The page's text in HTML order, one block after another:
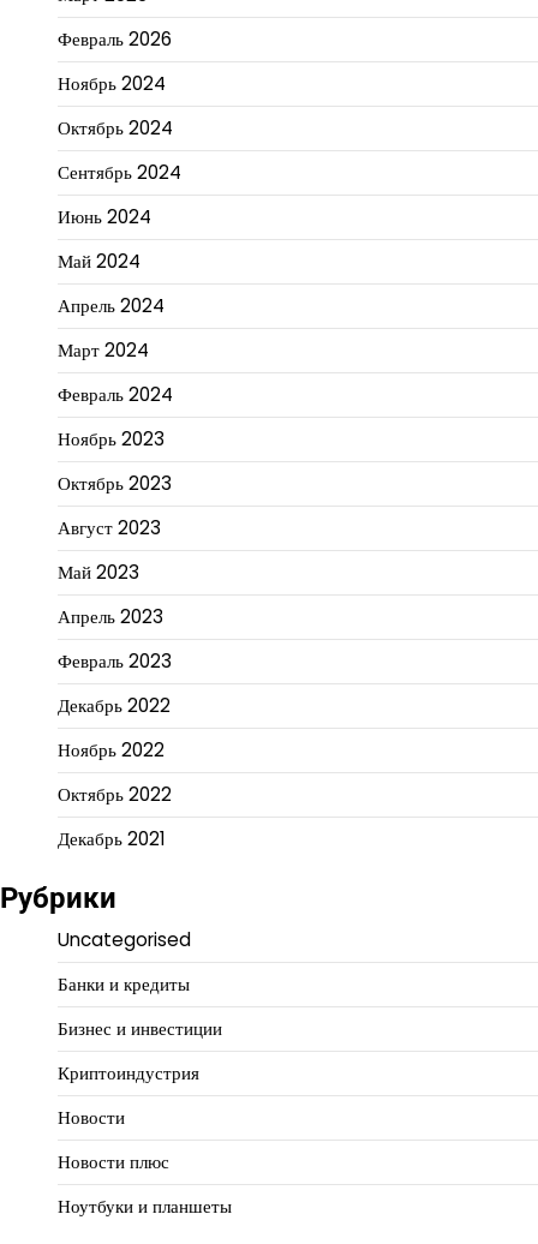
Февраль 2026
Ноябрь 2024
Октябрь 2024
Сентябрь 2024
Июнь 2024
Май 2024
Апрель 2024
Март 2024
Февраль 2024
Ноябрь 2023
Октябрь 2023
Август 2023
Май 2023
Апрель 2023
Февраль 2023
Декабрь 2022
Ноябрь 2022
Октябрь 2022
Декабрь 2021
Рубрики
Uncategorised
Банки и кредиты
Бизнес и инвестиции
Криптоиндустрия
Новости
Новости плюс
Ноутбуки и планшеты